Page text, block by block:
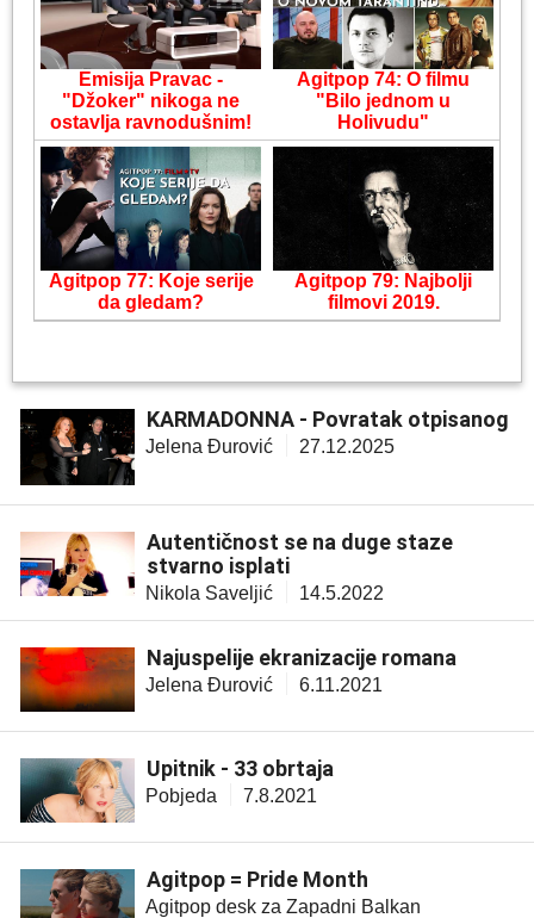
Emisija Pravac -
"Džoker" nikoga ne
ostavlja ravnodušnim!
Agitpop 74: O filmu
"Bilo jednom u
Holivudu"
Agitpop 77: Koje serije
da gledam?
Agitpop 79: Najbolji
filmovi 2019.
KARMADONNA - Povratak otpisanog
Jelena Đurović 27.12.2025
Autentičnost se na duge staze
stvarno isplati
Nikola Saveljić 14.5.2022
Najuspelije ekranizacije romana
Jelena Đurović 6.11.2021
Upitnik - 33 obrtaja
Pobjeda 7.8.2021
Agitpop = Pride Month
Agitpop desk za Zapadni Balkan